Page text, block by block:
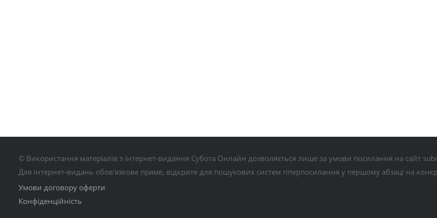
© Використання матеріалів з інтернет-видання Субота Онлайн дозволяється лише за умови посилання на сайт
Для інтернет-видань обов’язкове пряме, відкрите для пошукових систем гіперпосилання у першому абзаці на
Умови договору оферти
Конфіденційність